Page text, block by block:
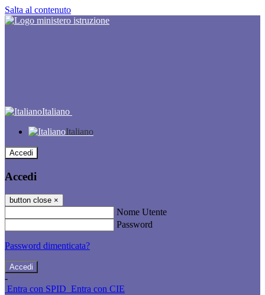
Salta al contenuto
Italiano
Italiano
Accedi
Accedi
button close ×
Nome Utente
Password
Password dimenticata?
-
Entra con SPID Entra con CIE